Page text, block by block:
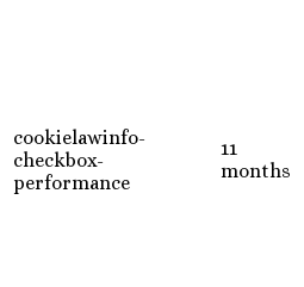
cookielawinfo-
checkbox-
performance
11
months